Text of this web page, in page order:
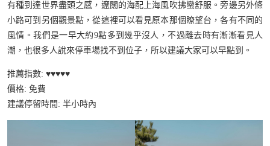
有種到達世界盡頭之感，遼闊的海配上海風吹拂蠻舒服。旁邊另外條
小路可到另個觀景點，從這裡可以看見原本那個瞭望台，各有不同的
風情。我們是一早大約9點多到幾乎沒人，不過離去時有漸漸看見人
潮，也很多人說來停車場找不到位子，所以建議大家可以早點到。
推薦指數: ♥️♥️♥️♥️♥️
價格: 免費
建議停留時間: 半小時內